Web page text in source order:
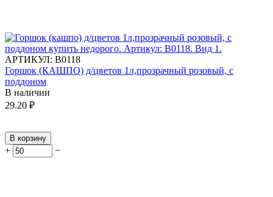
АРТИКУЛ: В0118
Горшок (КАШПО) д/цветов 1л,прозрачный розовый, с
поддоном
В наличии
29.20 ₽
В корзину
+ −